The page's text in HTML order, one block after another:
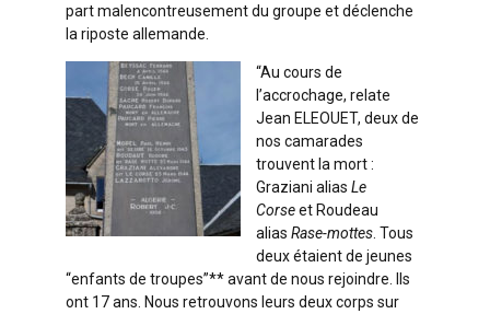
part malencontreusement du groupe et déclenche
la riposte allemande.
“Au cours de
l’accrochage, relate
Jean ELEOUET, deux de
nos camarades
trouvent la mort :
Graziani alias Le
Corseet Roudeau
alias Rase-mottes . Tous
deux étaient de jeunes
“enfants de troupes”** avant de nous rejoindre. Ils
ont 17 ans. Nous retrouvons leurs deux corps sur